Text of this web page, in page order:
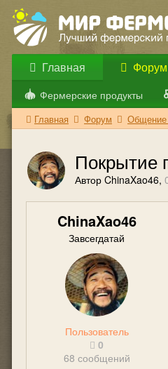
Главная Форум
Фермерские продукты
Главная Форум Общение
Покрытие
Автор ChinaXao46,
ChinaXao46
Завсегдатай
Пользователь
0
68 сообщений